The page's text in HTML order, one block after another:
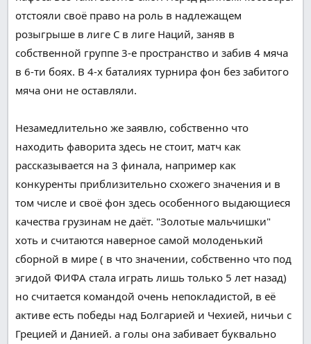
отстояли своё право на роль в надлежащем
розыгрыше в лиге С в лиге Наций, заняв в
собственной группе 3-е пространство и забив 4 мяча
в 6-ти боях. В 4-х баталиях турнира фон без забитого
мяча они не оставляли.
Незамедлительно же заявлю, собственно что
находить фаворита здесь не стоит, матч как
рассказывается на 3 финала, например как
конкуренты приблизительно схожего значения и в
том числе и своё фон здесь особенного выдающиеся
качества грузинам не даёт. "Золотые мальчишки"
хоть и считаются наверное самой молоденький
сборной в мире ( в что значении, собственно что под
эгидой ФИФА стала играть лишь только 5 лет назад)
но считается командой очень непокладистой, в её
активе есть победы над Болгарией и Чехией, ничьи с
Грецией и Данией. а голы она забивает буквально